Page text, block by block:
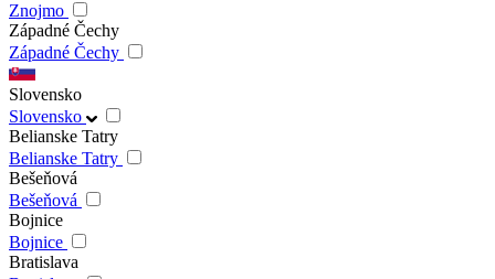
Znojmo
Západné Čechy
Západné Čechy
Slovensko
Slovensko
Belianske Tatry
Belianske Tatry
Bešeňová
Bešeňová
Bojnice
Bojnice
Bratislava